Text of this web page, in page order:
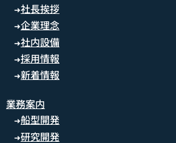
➜社長挨拶
➜企業理念
➜社内設備
➜採用情報
➜新着情報
業務案内
➜船型開発
➜研究開発